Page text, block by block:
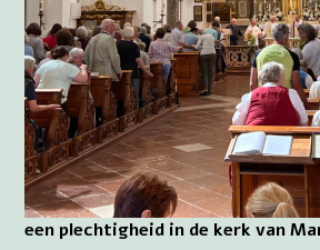
een plechtigheid in de kerk van